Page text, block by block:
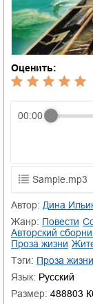
Оценить:
00:00
Sample.mp3
01.mp3
02.mp3
Автор:
Дина
Жанр:
повести
авторский
проза жизни
Тэги:
проза жизни
Язык: Русский
Размер: 488803